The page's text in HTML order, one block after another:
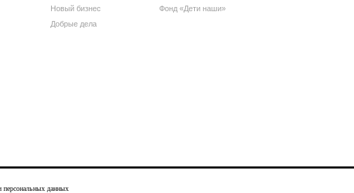
Новый бизнес
Добрые дела
Фонд «Дети наши»
персональных данных